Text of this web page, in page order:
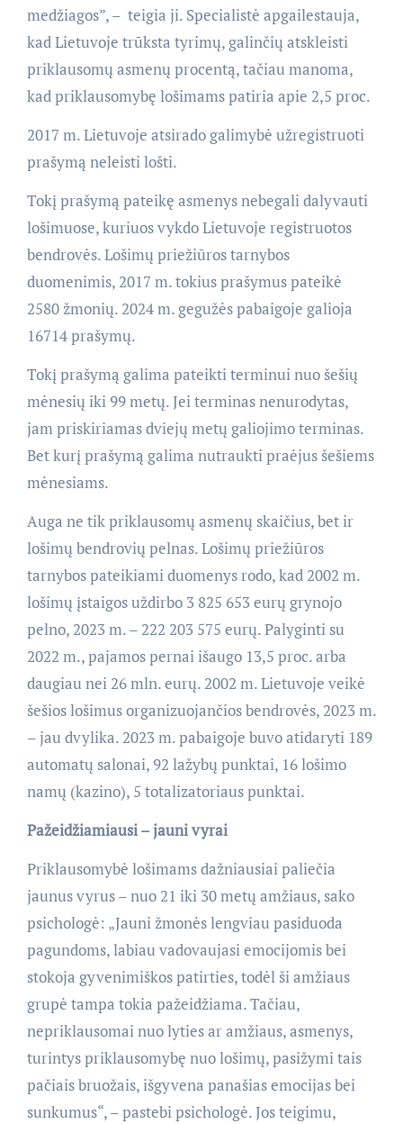
medžiagos”, – teigia ji. Specialistė apgailestauja,
kad Lietuvoje trūksta tyrimų, galinčių atskleisti
priklausomų asmenų procentą, tačiau manoma,
kad priklausomybę lošimams patiria apie 2,5 proc.
2017 m. Lietuvoje atsirado galimybė užregistruoti
prašymą neleisti lošti.
Tokį prašymą pateikę asmenys nebegali dalyvauti
lošimuose, kuriuos vykdo Lietuvoje registruotos
bendrovės. Lošimų priežiūros tarnybos
duomenimis, 2017 m. tokius prašymus pateikė
2580 žmonių. 2024 m. gegužės pabaigoje galioja
16714 prašymų.
Tokį prašymą galima pateikti terminui nuo šešių
mėnesių iki 99 metų. Jei terminas nenurodytas,
jam priskiriamas dviejų metų galiojimo terminas.
Bet kurį prašymą galima nutraukti praėjus šešiems
mėnesiams.
Auga ne tik priklausomų asmenų skaičius, bet ir
lošimų bendrovių pelnas. Lošimų priežiūros
tarnybos pateikiami duomenys rodo, kad 2002 m.
lošimų įstaigos uždirbo 3 825 653 eurų grynojo
pelno, 2023 m. – 222 203 575 eurų. Palyginti su
2022 m., pajamos pernai išaugo 13,5 proc. arba
daugiau nei 26 mln. eurų. 2002 m. Lietuvoje veikė
šešios lošimus organizuojančios bendrovės, 2023 m.
– jau dvylika. 2023 m. pabaigoje buvo atidaryti 189
automatų salonai, 92 lažybų punktai, 16 lošimo
namų (kazino), 5 totalizatoriaus punktai.
Pažeidžiamiausi – jauni vyrai
Priklausomybė lošimams dažniausiai paliečia
jaunus vyrus – nuo 21 iki 30 metų amžiaus, sako
psichologė: „Jauni žmonės lengviau pasiduoda
pagundoms, labiau vadovaujasi emocijomis bei
stokoja gyvenimiškos patirties, todėl ši amžiaus
grupė tampa tokia pažeidžiama. Tačiau,
nepriklausomai nuo lyties ar amžiaus, asmenys,
turintys priklausomybę nuo lošimų, pasižymi tais
pačiais bruožais, išgyvena panašias emocijas bei
sunkumus“, – pastebi psichologė. Jos teigimu,